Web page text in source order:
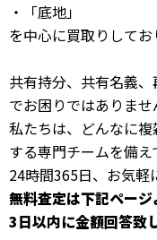
・「底地」
を中心に買取りしてお
共有持分、共有名義
でお困りではありませ
私たちは、どんなに
する専門チームを備え
24時間365日、お気軽
無料査定は下記ページ
3日以内に金額回答致